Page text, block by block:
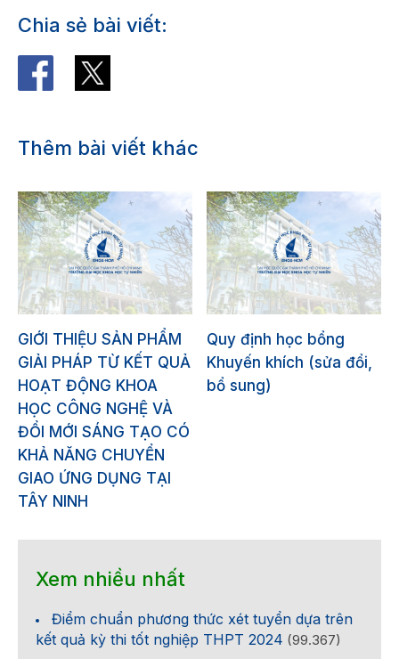
Chia sẻ bài viết:
Thêm bài viết khác
GIỚI THIỆU SẢN PHẨM
GIẢI PHÁP TỪ KẾT QUẢ
HOẠT ĐỘNG KHOA
HỌC CÔNG NGHỆ VÀ
ĐỔI MỚI SÁNG TẠO CÓ
KHẢ NĂNG CHUYỂN
GIAO ỨNG DỤNG TẠI
TÂY NINH
Quy định học bổng
Khuyến khích (sửa đổi,
bổ sung)
Xem nhiều nhất
Điểm chuẩn phương thức xét tuyển dựa trên
kết quả kỳ thi tốt nghiệp THPT 2024 (99.367)